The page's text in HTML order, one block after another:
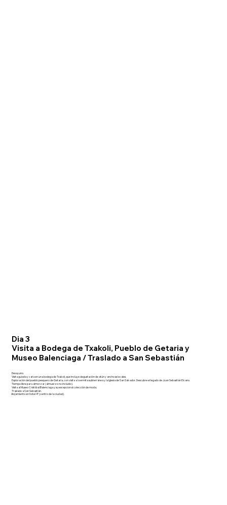
Dia 3
Visita a Bodega de Txakoli, Pueblo de Getaria y
Museo Balenciaga / Traslado a San Sebastián
Desayuno.
Visita guiada y cata en una bodega de Txakoli, que incluye degustación de atún y anchoas locales.
Exploración del pueblo pesquero de Getaria, con visita a la ermita subterránea y la Iglesia de San Salvador. Descubre el legado de Juan Sebastián Elcano.
Tiempo libre para almorzar (almuerzo no incluido).
Visita al Museo Cristóbal Balenciaga y su excepcional colección de moda.
Traslado a San Sebastián.
Alojamiento en hotel 4* (centro de la ciudad).